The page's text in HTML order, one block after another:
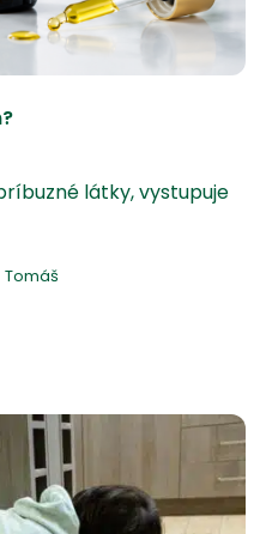
látky, vystupuje
Tomáš